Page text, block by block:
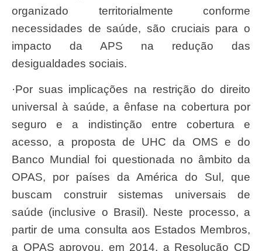
organizado territorialmente conforme
necessidades de saúde, são cruciais para o
impacto da APS na redução das
desigualdades sociais.
·Por suas implicações na restrição do direito
universal à saúde, a ênfase na cobertura por
seguro e a indistinção entre cobertura e
acesso, a proposta de UHC da OMS e do
Banco Mundial foi questionada no âmbito da
OPAS, por países da América do Sul, que
buscam construir sistemas universais de
saúde (inclusive o Brasil). Neste processo, a
partir de uma consulta aos Estados Membros,
a OPAS aprovou, em 2014, a Resolução CD